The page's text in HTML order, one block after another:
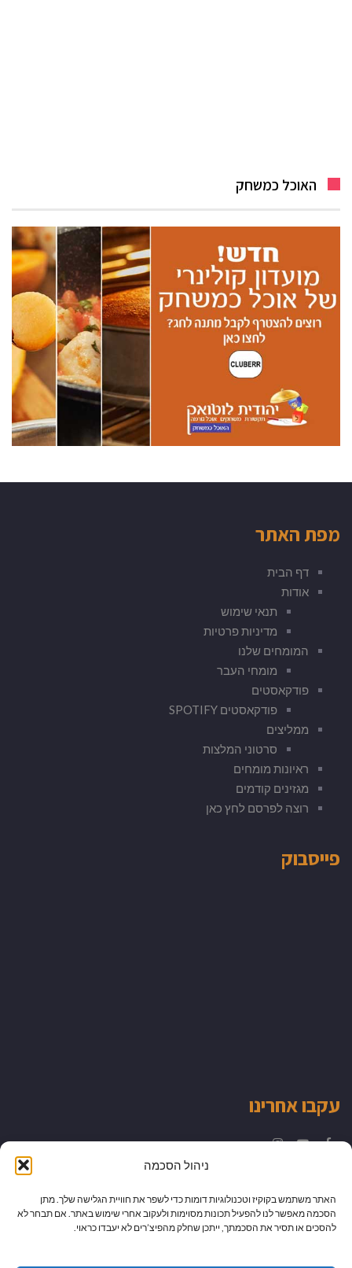
ניהול הסכמה
האתר משתמש בקוקיז וטכנולוגיות דומות כדי לשפר את חוויית הגלישה שלך. מתן
הסכמה מאפשר לנו להפעיל תכונות מסוימות ולעקוב אחרי שימוש באתר. אם תבחר לא
להסכים או תסיר את הסכמתך, ייתכן שחלק מהפיצ’רים לא יעבדו כראוי.
האוכל כמשחק
מפת האתר
דף הבית
אודות
תנאי שימוש
מדיניות פרטיות
המומחים שלנו
מומחי העבר
פודקאסטים
פודקאסטים SPOTIFY
ממליצים
סרטוני המלצות
ראיונות מומחים
מגזינים קודמים
רוצה לפרסם לחץ כאן
פייסבוק
עקבו אחרינו